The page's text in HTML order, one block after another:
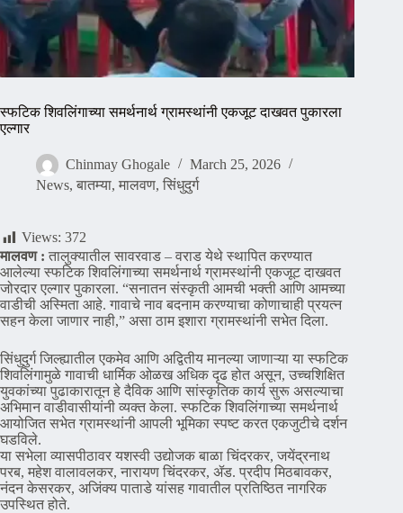
स्फटिक शिवलिंगाच्या समर्थनार्थ ग्रामस्थांनी एकजूट दाखवत पुकारला
एल्गार
Chinmay Ghogale
March 25, 2026
News, बातम्या, मालवण, सिंधुदुर्ग
Views: 372
मालवण : तालुक्यातील सावरवाड – वराड येथे स्थापित करण्यात
आलेल्या स्फटिक शिवलिंगाच्या समर्थनार्थ ग्रामस्थांनी एकजूट दाखवत
जोरदार एल्गार पुकारला. “सनातन संस्कृती आमची भक्ती आणि आमच्या
वाडीची अस्मिता आहे. गावाचे नाव बदनाम करण्याचा कोणाचाही प्रयत्न
सहन केला जाणार नाही,” असा ठाम इशारा ग्रामस्थांनी सभेत दिला.
सिंधुदुर्ग जिल्ह्यातील एकमेव आणि अद्वितीय मानल्या जाणाऱ्या या स्फटिक
शिवलिंगामुळे गावाची धार्मिक ओळख अधिक दृढ होत असून, उच्चशिक्षित
युवकांच्या पुढाकारातून हे दैविक आणि सांस्कृतिक कार्य सुरू असल्याचा
अभिमान वाडीवासीयांनी व्यक्त केला. स्फटिक शिवलिंगाच्या समर्थनार्थ
आयोजित सभेत ग्रामस्थांनी आपली भूमिका स्पष्ट करत एकजुटीचे दर्शन
घडविले.
या सभेला व्यासपीठावर यशस्वी उद्योजक बाळा चिंदरकर, जयेंद्रनाथ
परब, महेश वालावलकर, नारायण चिंदरकर, ॲड. प्रदीप मिठबावकर,
नंदन केसरकर, अजिंक्य पाताडे यांसह गावातील प्रतिष्ठित नागरिक
उपस्थित होते.